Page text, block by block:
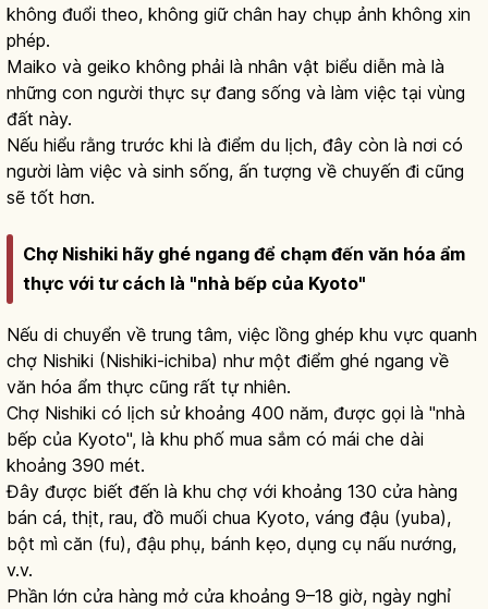
không đuổi theo, không giữ chân hay chụp ảnh không xin
phép.
Maiko và geiko không phải là nhân vật biểu diễn mà là
những con người thực sự đang sống và làm việc tại vùng
đất này.
Nếu hiểu rằng trước khi là điểm du lịch, đây còn là nơi có
người làm việc và sinh sống, ấn tượng về chuyến đi cũng
sẽ tốt hơn.
Chợ Nishiki hãy ghé ngang để chạm đến văn hóa ẩm
thực với tư cách là "nhà bếp của Kyoto"
Nếu di chuyển về trung tâm, việc lồng ghép khu vực quanh
chợ Nishiki (Nishiki-ichiba) như một điểm ghé ngang về
văn hóa ẩm thực cũng rất tự nhiên.
Chợ Nishiki có lịch sử khoảng 400 năm, được gọi là "nhà
bếp của Kyoto", là khu phố mua sắm có mái che dài
khoảng 390 mét.
Đây được biết đến là khu chợ với khoảng 130 cửa hàng
bán cá, thịt, rau, đồ muối chua Kyoto, váng đậu (yuba),
bột mì căn (fu), đậu phụ, bánh kẹo, dụng cụ nấu nướng,
v.v.
Phần lớn cửa hàng mở cửa khoảng 9–18 giờ, ngày nghỉ